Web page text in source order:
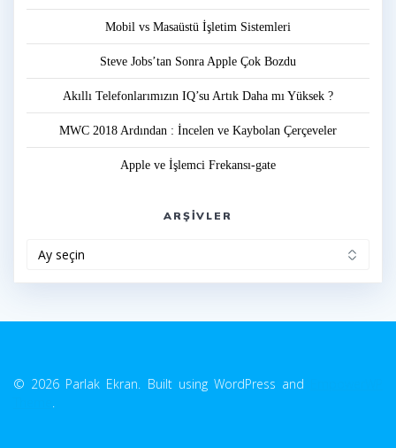
Mobil vs Masaüstü İşletim Sistemleri
Steve Jobs’tan Sonra Apple Çok Bozdu
Akıllı Telefonlarımızın IQ’su Artık Daha mı Yüksek ?
MWC 2018 Ardından : İncelen ve Kaybolan Çerçeveler
Apple ve İşlemci Frekansı-gate
ARŞIVLER
© 2026 Parlak Ekran. Built using WordPress and
.